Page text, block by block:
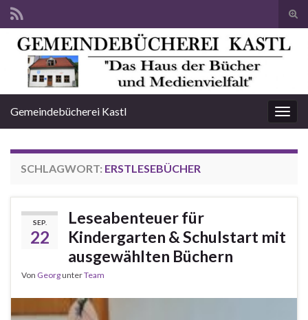
Search for:
Gemeindebücherei Kastl
SCHLAGWORT: ERSTLESEBÜCHER
SEP.
22
Leseabenteuer für
Kindergarten & Schulstart mit
ausgewählten Büchern
Von GeorgunterTeam